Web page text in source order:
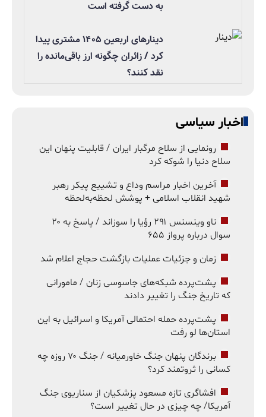
به دست گرفته است
دینارهای اربعین ۱۴۰۵ مشتری پیدا
کرد / زائران چگونه ارز باقی‌مانده را
نقد کنند؟
اخبار سیاسی
رونمایی از سلاح مرگبار ایران / قابلیت پنهان این
سلاح دنیا را شوکه کرد
آخرین اخبار مراسم وداع و تشییع پیکر رهبر
شهید انقلاب اسلامی + پوشش لحظه‌به‌لحظه
ناو وینسنس ۲۹۱ رؤیا را سوزاند / پاسخ به ۲۰
سوال درباره پرواز ۶۵۵
زمان و جزئیات عملیات بازگشت حجاج اعلام شد
پشت‌پرده شبکه‌های جاسوسی زنان / مامورانی
که تاریخ جنگ را تغییر دادند
پشت‌پرده حمله احتمالی آمریکا و اسرائیل به این
استان‌ها لو رفت
برندگان پنهان جنگ خاورمیانه / جنگ ۷۰ روزه چه
کسانی را ثروتمند کرد؟
افشاگری تازه مسعود پزشکیان از سناریوی جنگ
آمریکا/ چه چیزی در حال تغییر است؟